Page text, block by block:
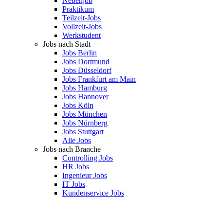
Praktikum
Teilzeit-Jobs
Vollzeit-Jobs
Werkstudent
Jobs nach Stadt
Jobs Berlin
Jobs Dortmund
Jobs Düsseldorf
Jobs Frankfurt am Main
Jobs Hamburg
Jobs Hannover
Jobs Köln
Jobs München
Jobs Nürnberg
Jobs Stuttgart
Alle Jobs
Jobs nach Branche
Controlling Jobs
HR Jobs
Ingenieur Jobs
IT Jobs
Kundenservice Jobs